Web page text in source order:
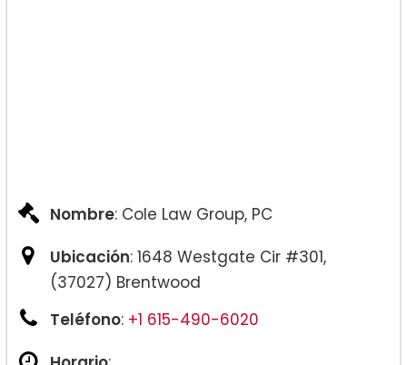
Nombre: Cole Law Group, PC
Ubicación: 1648 Westgate Cir #301,
(37027) Brentwood
Teléfono: +1 615-490-6020